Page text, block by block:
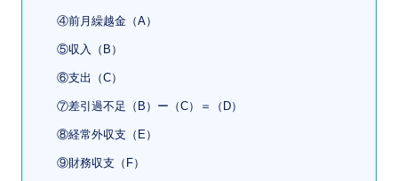
④前月繰越金（A）
⑤収入（B）
⑥支出（C）
⑦差引過不足（B）ー（C）＝（D）
⑧経常外収支（E）
⑨財務収支（F）